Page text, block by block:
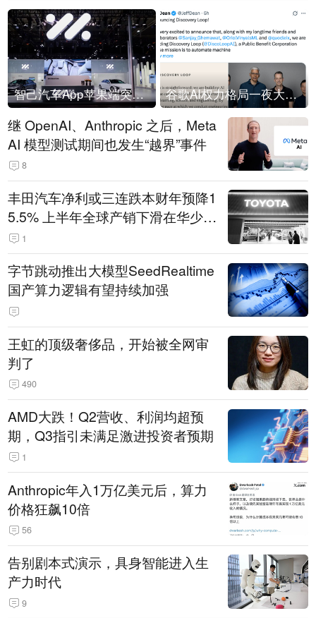
智己汽车App苹果端突然“下架” 谷歌AI权力格局一夜大洗牌
继 OpenAI、Anthropic 之后，Meta
AI 模型测试期间也发生“越界”事件
8
丰田汽车净利或三连跌本财年预降1
5.5% 上半年全球产销下滑在华少卖
14.3万辆
1
字节跳动推出大模型SeedRealtime
国产算力逻辑有望持续加强
王虹的顶级奢侈品，开始被全网审
判了
490
AMD大跌！Q2营收、利润均超预
期，Q3指引未满足激进投资者预期
1
Anthropic年入1万亿美元后，算力
价格狂飙10倍
56
告别剧本式演示，具身智能进入生
产力时代
9